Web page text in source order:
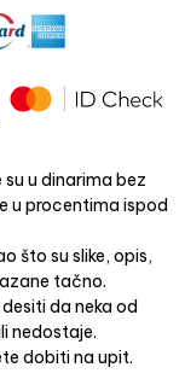
u dinarima bez
u procentima ispod
što su slike, opis,
tačno.
da neka od
nedostaje.
dobiti na upit.